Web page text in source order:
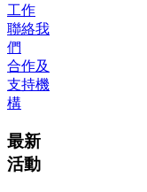
工作
聯絡我
們
合作及
支持機
構
最新
活動